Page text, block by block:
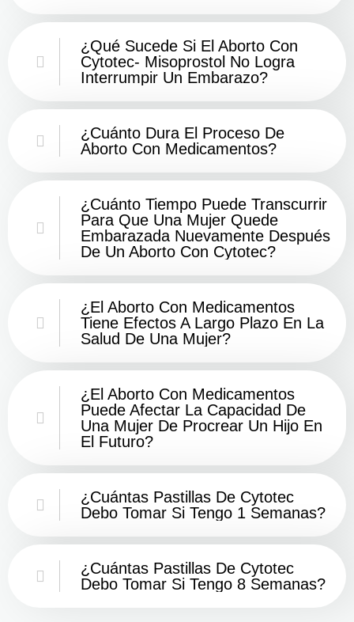
¿Qué Sucede Si El Aborto Con
Cytotec- Misoprostol No Logra
Interrumpir Un Embarazo?
¿Cuánto Dura El Proceso De
Aborto Con Medicamentos?
¿Cuánto Tiempo Puede Transcurrir
Para Que Una Mujer Quede
Embarazada Nuevamente Después
De Un Aborto Con Cytotec?
¿El Aborto Con Medicamentos
Tiene Efectos A Largo Plazo En La
Salud De Una Mujer?
¿El Aborto Con Medicamentos
Puede Afectar La Capacidad De
Una Mujer De Procrear Un Hijo En
El Futuro?
¿Cuántas Pastillas De Cytotec
Debo Tomar Si Tengo 1 Semanas?
¿Cuántas Pastillas De Cytotec
Debo Tomar Si Tengo 8 Semanas?